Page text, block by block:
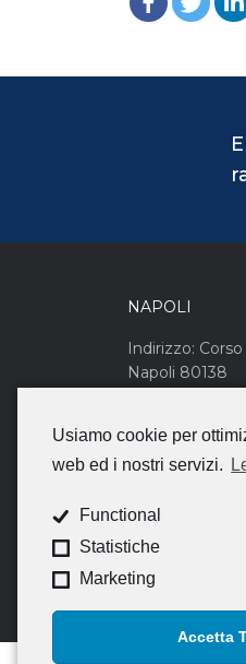
Usiamo cookie per
web ed i nostri servizi.
Functional
Statistiche
Marketing
Accetta
NAPOLI
Indirizzo:
Napoli 80138